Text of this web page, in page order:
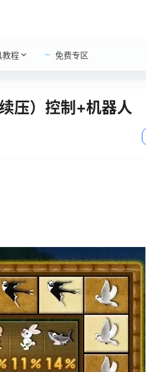
教程 免费专区
压）控制+机器人